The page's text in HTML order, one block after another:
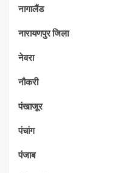
नागालैंड
नारायणपुर जिला
नेवरा
नौकरी
पंखाजूर
पंचांग
पंजाब